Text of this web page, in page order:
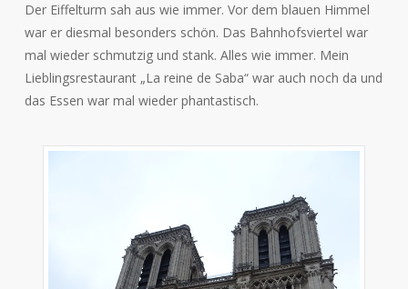
Der Eiffelturm sah aus wie immer. Vor dem blauen Himmel
war er diesmal besonders schön. Das Bahnhofsviertel war
mal wieder schmutzig und stank. Alles wie immer. Mein
Lieblingsrestaurant „La reine de Saba“ war auch noch da und
das Essen war mal wieder phantastisch.